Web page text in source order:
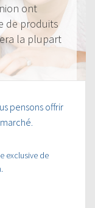
ont
de produits
la plupart
pensons offrir
exclusive de